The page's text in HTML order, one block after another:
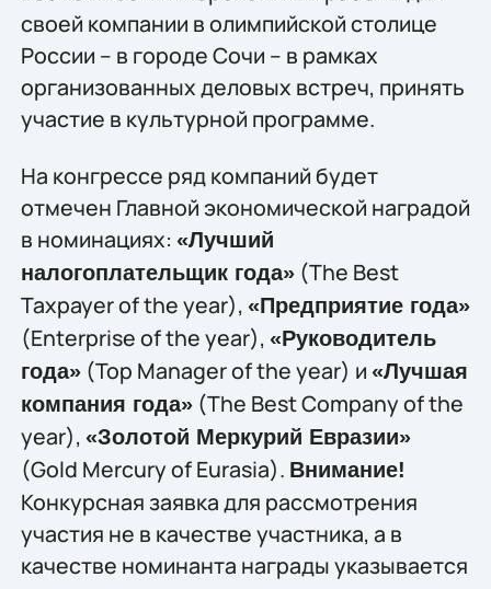
своей компании в олимпийской столице
России – в городе Сочи – в рамках
организованных деловых встреч, принять
участие в культурной программе.
На конгрессе ряд компаний будет
отмечен Главной экономической наградой
в номинациях: «Лучший
налогоплательщик года»(The Best
Taxpayer of the year), «Предприятие года»
(Enterprise of the year), «Руководитель
года»(Top Manager of the year) и «Лучшая
компания года»(The Best Company of the
year), «Золотой Меркурий Евразии»
(Gold Mercury of Eurasia). Внимание!
Конкурсная заявка для рассмотрения
участия не в качестве участника, а в
качестве номинанта награды указывается